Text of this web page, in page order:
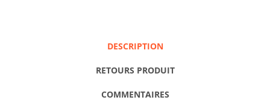
DESCRIPTION
RETOURS PRODUIT
COMMENTAIRES